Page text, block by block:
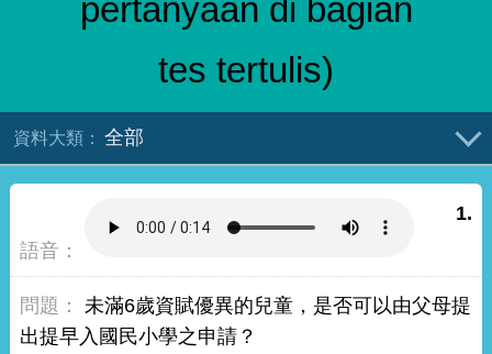
pertanyaan di bagian
tes tertulis)
全部
1.
未滿6歲資賦優異的兒童，是否可以由父母提
出提早入國民小學之申請？